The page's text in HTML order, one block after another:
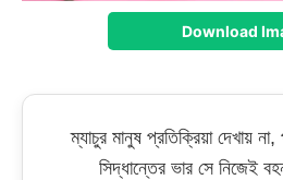
Download
ম্যাচুর মানুষ প্রতিক্রিয়া দেখায়
সিদ্ধান্তের ভার সে নিজেই